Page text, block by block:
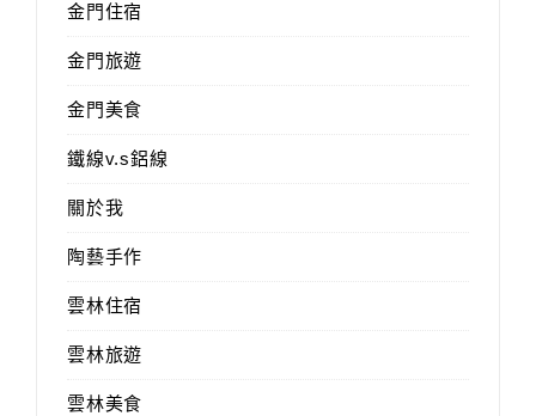
金門住宿
金門旅遊
金門美食
鐵線v.s鋁線
關於我
陶藝手作
雲林住宿
雲林旅遊
雲林美食